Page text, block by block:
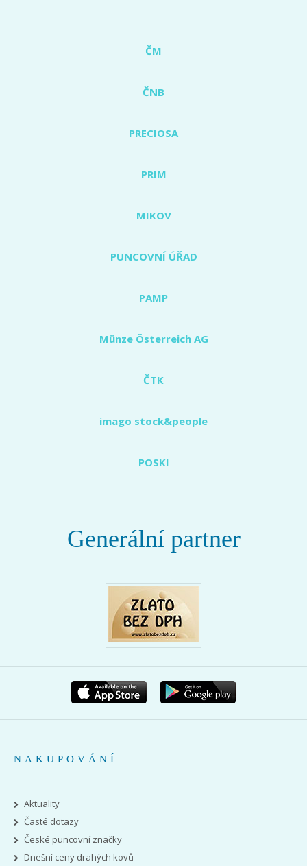
ČM
ČNB
PRECIOSA
PRIM
MIKOV
PUNCOVNÍ ÚŘAD
PAMP
Münze Österreich AG
ČTK
imago stock&people
POSKI
Generální partner
NAKUPOVÁNÍ
Aktuality
Časté dotazy
České puncovní značky
Dnešní ceny drahých kovů